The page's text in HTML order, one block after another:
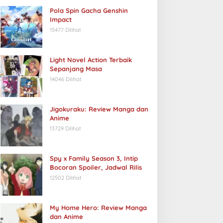
Apa Itu Matsuri,
Festival
Jepang
Pola Spin Gacha Genshin
Impact
15477 Dilihat
Light Novel Action Terbaik
Sepanjang Masa
14046 Dilihat
Jigokuraku: Review Manga dan
Anime
13729 Dilihat
Spy x Family Season 3, Intip
Bocoran Spoiler, Jadwal Rilis
12502 Dilihat
My Home Hero: Review Manga
dan Anime